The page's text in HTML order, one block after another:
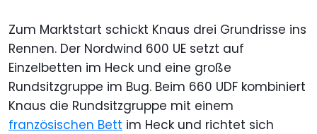
Zum Marktstart schickt Knaus drei Grundrisse ins
Rennen. Der Nordwind 600 UE setzt auf
Einzelbetten im Heck und eine große
Rundsitzgruppe im Bug. Beim 660 UDF kombiniert
Knaus die Rundsitzgruppe mit einem
französischen Bett im Heck und richtet sich